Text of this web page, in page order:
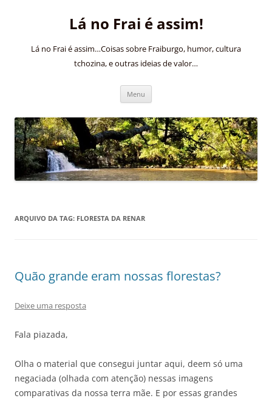
Lá no Frai é assim!
Lá no Frai é assim…Coisas sobre Fraiburgo, humor, cultura
tchozina, e outras ideias de valor…
Menu
ARQUIVO DA TAG: FLORESTA DA RENAR
Quão grande eram nossas florestas?
Deixe uma resposta
Fala piazada,
Olha o material que consegui juntar aqui, deem só uma
negaciada (olhada com atenção) nessas imagens
comparativas da nossa terra mãe. E por essas grandes